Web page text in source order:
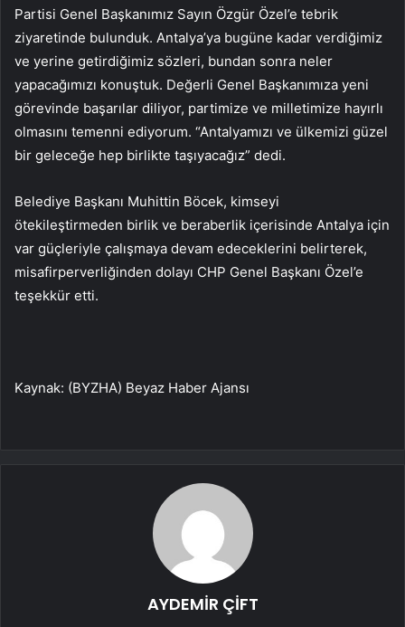
Partisi Genel Başkanımız Sayın Özgür Özel’e tebrik
ziyaretinde bulunduk. Antalya’ya bugüne kadar verdiğimiz
ve yerine getirdiğimiz sözleri, bundan sonra neler
yapacağımızı konuştuk. Değerli Genel Başkanımıza yeni
görevinde başarılar diliyor, partimize ve milletimize hayırlı
olmasını temenni ediyorum. “Antalyamızı ve ülkemizi güzel
bir geleceğe hep birlikte taşıyacağız” dedi.
Belediye Başkanı Muhittin Böcek, kimseyi
ötekileştirmeden birlik ve beraberlik içerisinde Antalya için
var güçleriyle çalışmaya devam edeceklerini belirterek,
misafirperverliğinden dolayı CHP Genel Başkanı Özel’e
teşekkür etti.
Kaynak: (BYZHA) Beyaz Haber Ajansı
AYDEMİR ÇİFT